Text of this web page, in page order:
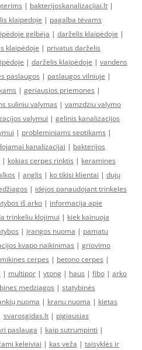
| bakterijoskanalizacijai.lt |
klaipedoje | pagalba tėvams
gelbėja | darželis klaipėdoje |
klaipėdoje | privatus darželis
| darželis klaipėdoje | vandens
paslaugos | paslaugos vilniuje |
| geriausios priemones |
suliniu valymas | vamzdziu valymo
valymui | gelinis kanalizacijos
| probleminiams septikams |
kanalizacijai | bakterijos
| kokias cerpes rinktis | keramines
| anglis | ko tikisi klientai | dujų
| idėjos panaudojant trinkeles
iš arko | informacija apie
trinkeliu klojimui | kiek kainuoja
| įrangos nuoma | pamatu
kvapo naikinimas | griovimo
cerpes | betono cerpes |
| multipor | ytong | haus | fibo | arko
medziagos | statybinės
nuoma | kranu nuoma | kietas
svarosgidas.lt | pigiausias
paslauga | kaip sutrumpinti |
keleiviai | kas veža | taisyklės ir